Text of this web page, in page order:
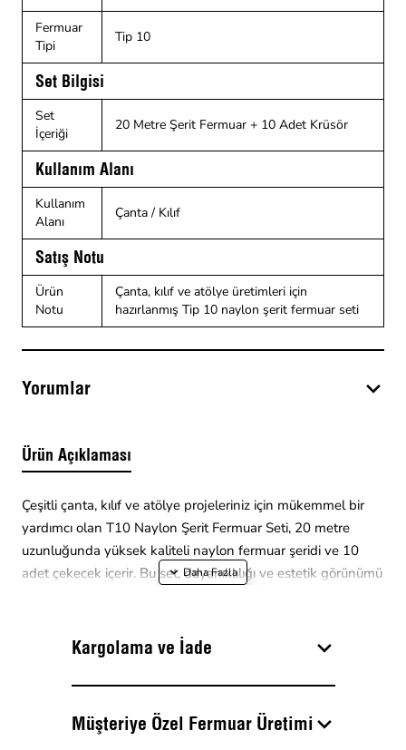
Fermuar
Tipi
Tip 10
Set Bilgisi
Set
İçeriği
20 Metre Şerit Fermuar + 10 Adet Krüsör
Kullanım Alanı
Kullanım
Alanı
Çanta / Kılıf
Satış Notu
Ürün
Notu
Çanta, kılıf ve atölye üretimleri için
hazırlanmış Tip 10 naylon şerit fermuar seti
Yorumlar
Ürün Açıklaması
Çeşitli çanta, kılıf ve atölye projeleriniz için mükemmel bir
yardımcı olan T10 Naylon Şerit Fermuar Seti, 20 metre
uzunluğunda yüksek kaliteli naylon fermuar şeridi ve 10
adet çekecek içerir. Bu set, dayanıklılığı ve estetik görünümü
ömürlü yapısıyla, projelerinizde kaliteyi ve işlevselliği ön
Öne Çıkan Özellikler
Kargolama ve İade
Müşteriye Özel Fermuar Üretimi